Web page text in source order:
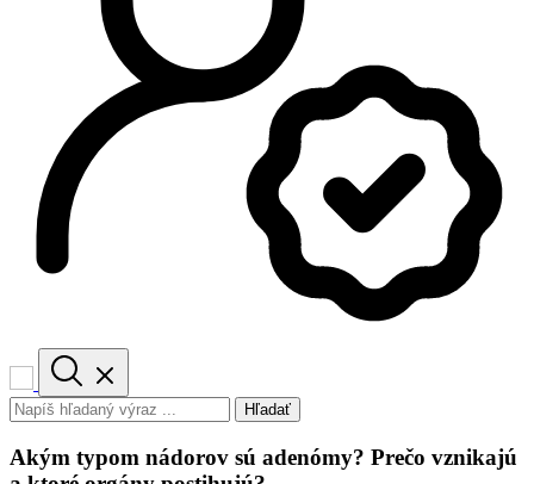
Hľadať
Akým typom nádorov sú adenómy? Prečo vznikajú